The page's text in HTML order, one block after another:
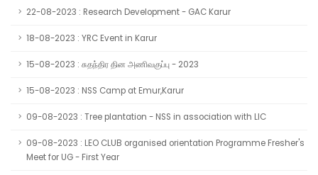
22-08-2023 : Research Development - GAC Karur
18-08-2023 : YRC Event in Karur
15-08-2023 : சுதந்திர தின அணிவகுப்பு - 2023
15-08-2023 : NSS Camp at Emur,Karur
09-08-2023 : Tree plantation - NSS in association with LIC
09-08-2023 : LEO CLUB organised orientation Programme Fresher's
Meet for UG - First Year